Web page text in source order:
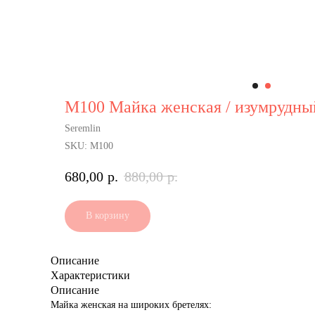
М100 Майка женская /
Seremlin
SKU: М100
680,00 р. 880,00 р.
В корзину
Описание
Характеристики
Описание
Майка женская на широких бретелях: